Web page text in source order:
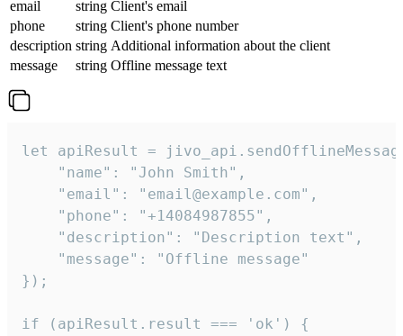
email
string Client's email
phone
string Client's phone number
description string Additional information about the client
message
string Offline message text
let apiResult =
    "name": "John Smith",
    "email": "email@example.com",
    "phone": "+14084987855",
    "description": "Description text",
    "message": "Offline message"
});
if (apiResult.result === 'ok') {